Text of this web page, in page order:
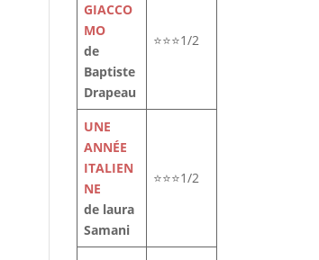
GIACCO
MO
de
Baptiste
Drapeau
⭐⭐⭐1/2
UNE
ANNÉE
ITALIEN
NE
de laura
Samani
⭐⭐⭐1/2